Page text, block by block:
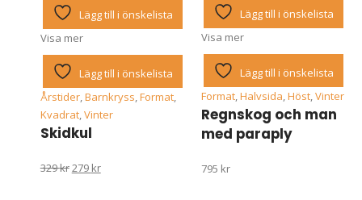
Lägg till i önskelista
Visa mer
Lägg till i önskelista
Årstider,Barnkryss,Format,
Kvadrat,Vinter
Skidkul
329krDet
279 krDet
Lägg till i önskelista
Visa mer
Lägg till i önskelista
Format, Halvsida Höst, Vinter
Regnskog och man
med paraply
795 kr